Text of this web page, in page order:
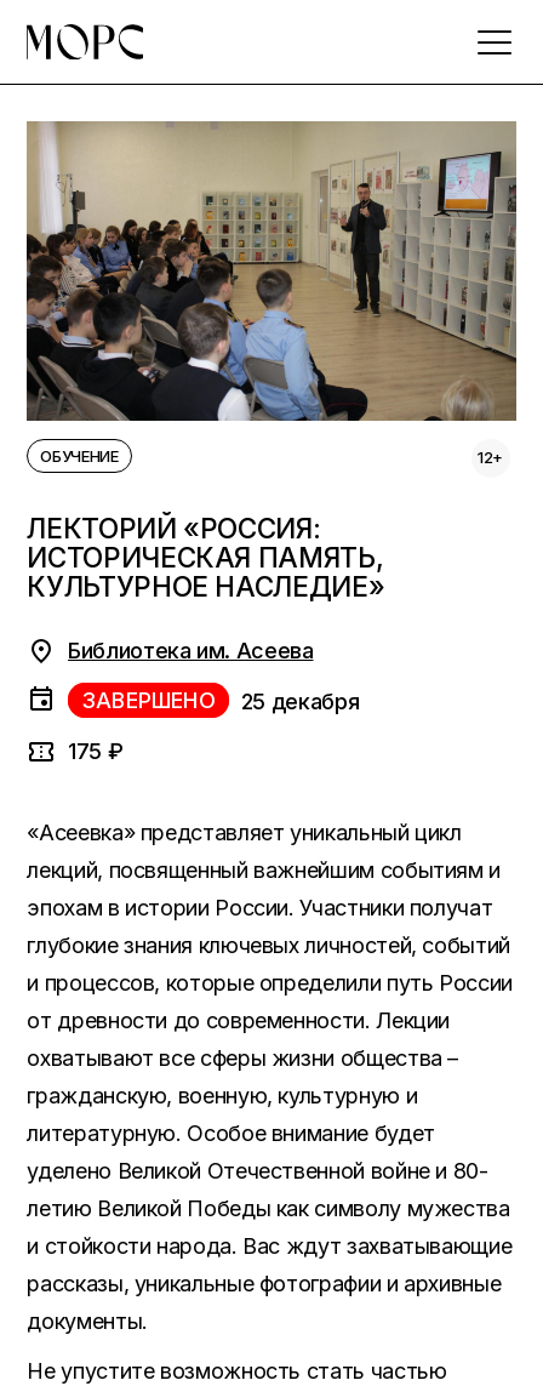
the
ОБУЧЕНИЕ 12+
ЛЕКТОРИЙ «РОССИЯ:
ИСТОРИЧЕСКАЯ ПАМЯТЬ,
КУЛЬТУРНОЕ НАСЛЕДИЕ»
Библиотека им. Асеева
ЗАВЕРШЕНО
25 декабря
175 ₽
«Асеевка» представляет уникальный цикл
лекций, посвященный важнейшим событиям и
эпохам в истории России. Участники получат
глубокие знания ключевых личностей, событий
и процессов, которые определили путь России
от древности до современности. Лекции
охватывают все сферы жизни общества –
гражданскую, военную, культурную и
литературную. Особое внимание будет
уделено Великой Отечественной войне и 80-
летию Великой Победы как символу мужества
и стойкости народа. Вас ждут захватывающие
рассказы, уникальные фотографии и архивные
документы.
Не упустите возможность стать частью